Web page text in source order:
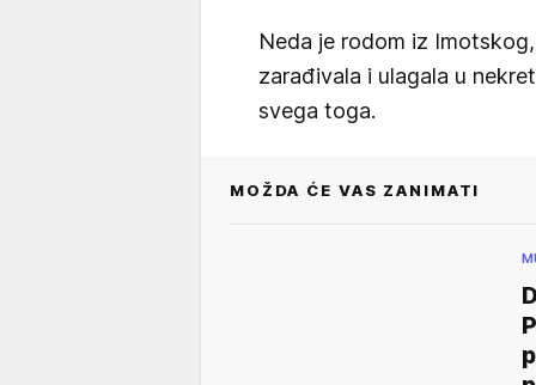
Neda je rodom iz
zarađivala i ulagala u
svega toga.
MOŽDA ĆE VAS ZANIMATI